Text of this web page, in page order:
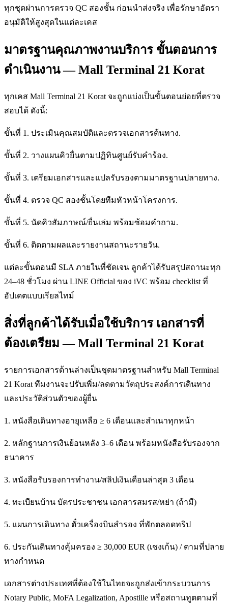
ทุกชุดผ่านการตรวจ QC สองชั้น ก่อนนำส่งจริง เพื่อรักษาอัตรา
อนุมัติให้สูงสุดในแต่ละเคส
มาตรฐานคุณภาพงานบริการ ขั้นตอนการ
ดำเนินงาน — Mall Terminal 21 Korat
ทุกเคส Mall Terminal 21 Korat จะถูกแบ่งเป็นขั้นตอนย่อยที่ตรวจ
สอบได้ ดังนี้:
ขั้นที่ 1. ประเมินคุณสมบัติและตรวจเอกสารต้นทาง.
ขั้นที่ 2. วางแผนคิวยื่นตามปฏิทินศูนย์รับคำร้อง.
ขั้นที่ 3. เตรียมเอกสารและแปลรับรองตามมาตรฐานปลายทาง.
ขั้นที่ 4. ตรวจ QC สองชั้นโดยทีมหัวหน้าโครงการ.
ขั้นที่ 5. นัดคิวสัมภาษณ์/ยื่นเล่ม พร้อมซ้อมคำถาม.
ขั้นที่ 6. ติดตามผลและรายงานสถานะรายวัน.
แต่ละขั้นตอนมี SLA ภายในที่ชัดเจน ลูกค้าได้รับสรุปสถานะทุก
24–48 ชั่วโมง ผ่าน LINE Official ของ iVC พร้อม checklist ที่
อัปเดตแบบเรียลไทม์
สิ่งที่ลูกค้าได้รับเมื่อใช้บริการ เอกสารที่
ต้องเตรียม — Mall Terminal 21 Korat
รายการเอกสารด้านล่างเป็นชุดมาตรฐานสำหรับ Mall Terminal
21 Korat ทีมงานจะปรับเพิ่ม/ลดตามวัตถุประสงค์การเดินทาง
และประวัติส่วนตัวของผู้ยื่น
1. หนังสือเดินทางอายุเหลือ ≥ 6 เดือนและสำเนาทุกหน้า
2. หลักฐานการเงินย้อนหลัง 3–6 เดือน พร้อมหนังสือรับรองจาก
ธนาคาร
3. หนังสือรับรองการทำงาน/สลิปเงินเดือนล่าสุด 3 เดือน
4. ทะเบียนบ้าน บัตรประชาชน เอกสารสมรส/หย่า (ถ้ามี)
5. แผนการเดินทาง ตั๋วเครื่องบินสำรอง ที่พักตลอดทริป
6. ประกันเดินทางคุ้มครอง ≥ 30,000 EUR (เชงเก้น) / ตามที่ปลาย
ทางกำหนด
เอกสารต่างประเทศที่ต้องใช้ในไทยจะถูกส่งเข้ากระบวนการ
Notary Public, MoFA Legalization, Apostille หรือสถานทูตตามที่